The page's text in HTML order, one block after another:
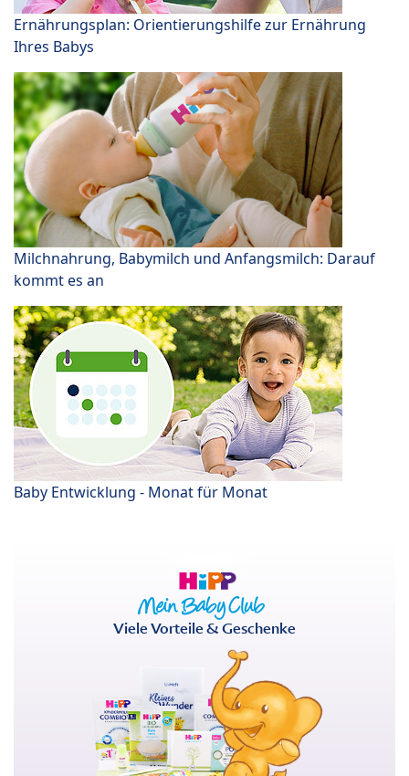
Ernährungsplan: Orientierungshilfe zur Ernährung
Ihres Babys
Milchnahrung, Babymilch und Anfangsmilch: Darauf
kommt es an
Baby Entwicklung - Monat für Monat
Viele Vorteile & Geschenke